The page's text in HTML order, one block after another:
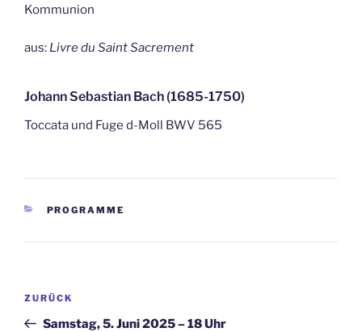
Kommunion
aus: Livre du Saint Sacrement
Johann Sebastian Bach (1685-1750)
Toccata und Fuge d-Moll BWV 565
KATEGORIEN
PROGRAMME
Beitragsnavigation
Vorheriger
Beitrag
ZURÜCK
Samstag, 5. Juni 2025 – 18 Uhr